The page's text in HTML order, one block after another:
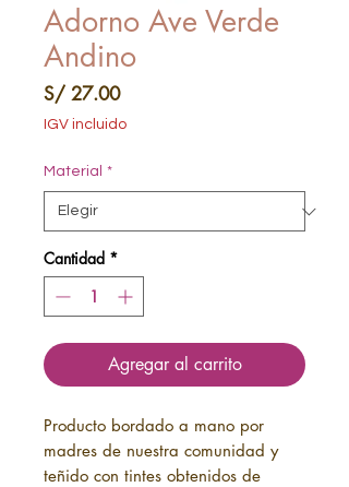
Adorno Ave Verde
Andino
S/ 27.00Precio
IGV incluido
Material *
Cantidad *
Agregar al carrito
Producto bordado a mano por
madres de nuestra comunidad y
teñido con tintes obtenidos de